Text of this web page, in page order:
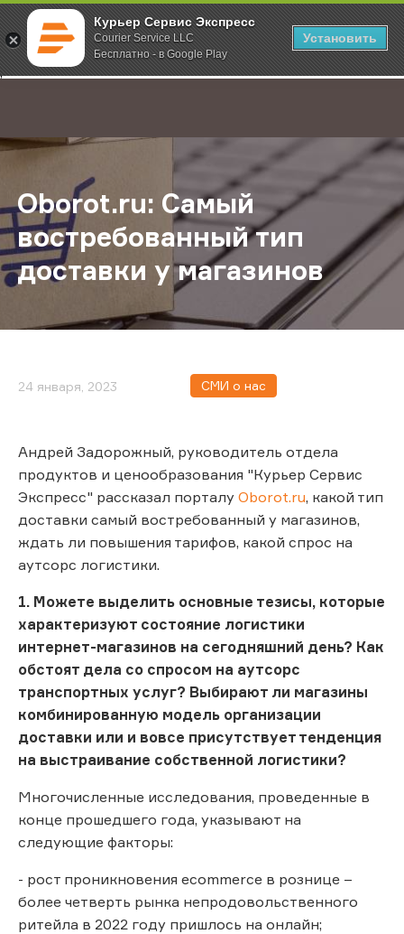
Курьер Сервис Экспресс
Courier Service LLC
Бесплатно - в Google Play
Установить
;
Главная О компании Новости Oborot.ru: Самый
Oborot.ru: Самый
востребованный тип
доставки у магазинов
24 января, 2023 СМИ о нас
Андрей Задорожный, руководитель отдела
продуктов и ценообразования "Курьер Сервис
Экспресс" рассказал порталу Oborot.ru, какой тип
доставки самый востребованный у магазинов,
ждать ли повышения тарифов, какой спрос на
аутсорс логистики.
1. Можете выделить основные тезисы, которые
характеризуют состояние логистики
интернет-магазинов на сегодняшний день? Как
обстоят дела со спросом на аутсорс
транспортных услуг? Выбирают ли магазины
комбинированную модель организации
доставки или и вовсе присутствует тенденция
на выстраивание собственной логистики?
Многочисленные исследования, проведенные в
конце прошедшего года, указывают на
следующие факторы:
- рост проникновения ecommerce в рознице –
более четверть рынка непродовольственного
ритейла в 2022 году пришлось на онлайн;